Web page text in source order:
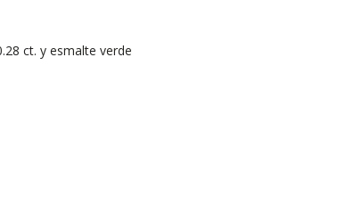
ct. y esmalte verde